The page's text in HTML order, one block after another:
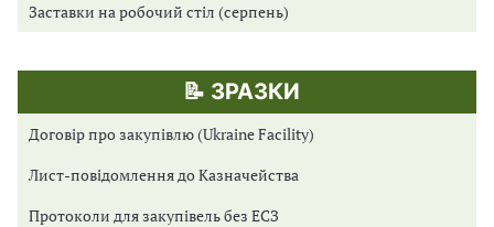
Заставки на робочий стіл (серпень)
📝 ЗРАЗКИ
Договір про закупівлю (Ukraine Facility)
Лист-повідомлення до Казначейства
Протоколи для закупівель без ЕСЗ